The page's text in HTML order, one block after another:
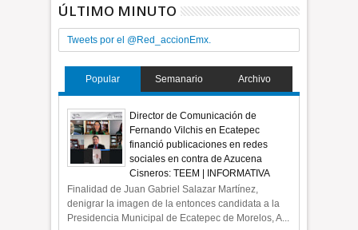
ÚLTIMO MINUTO
Tweets por el @Red_accionEmx.
Popular Semanario Archivo
Director de Comunicación de
Fernando Vilchis en Ecatepec
financió publicaciones en redes
sociales en contra de Azucena
Cisneros: TEEM | INFORMATIVA
Finalidad de Juan Gabriel Salazar Martínez,
denigrar la imagen de la entonces candidata a la
Presidencia Municipal de Ecatepec de Morelos, A...